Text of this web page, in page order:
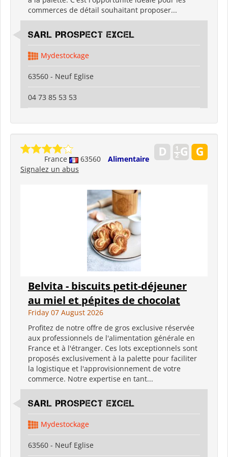
commerces de détail souhaitant proposer...
SARL PROSPECT EXCEL
Mydestockage
63560 - Neuf Eglise
04 73 85 53 53
France 63560
Alimentaire
Signalez un abus
Belvita - biscuits petit-déjeuner
au miel et pépites de chocolat
Friday 07 August 2026
Profitez de notre offre de gros exclusive réservée
aux professionnels de l'alimentation générale en
France et à l'étranger. Ces lots exceptionnels sont
proposés exclusivement à la palette pour faciliter
la logistique et l'approvisionnement de votre
commerce. Notre expertise en tant...
SARL PROSPECT EXCEL
Mydestockage
63560 - Neuf Eglise